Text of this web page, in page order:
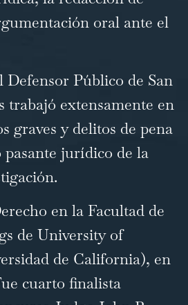
oral ante el
Defensor Público de San
trabajó extensamente en
graves y delitos de pena
pasante jurídico de la
en la Facultad de
de University of
de California), en
cuarto finalista